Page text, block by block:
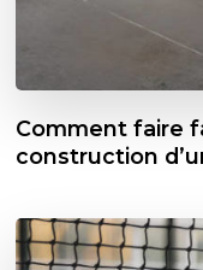
Comment faire
construction